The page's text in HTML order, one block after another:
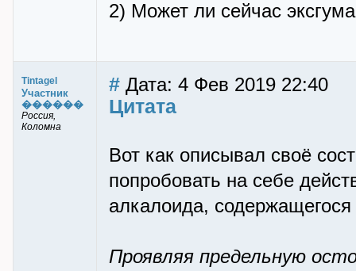
2) Может ли сейчас
Tintagel
Участник
������
Россия,
Коломна
# Дата: 4 Фев 2019 22:40
Цитата
Вот как описывал своё
попробовать на себе
алкалоида,
Проявляя предельную